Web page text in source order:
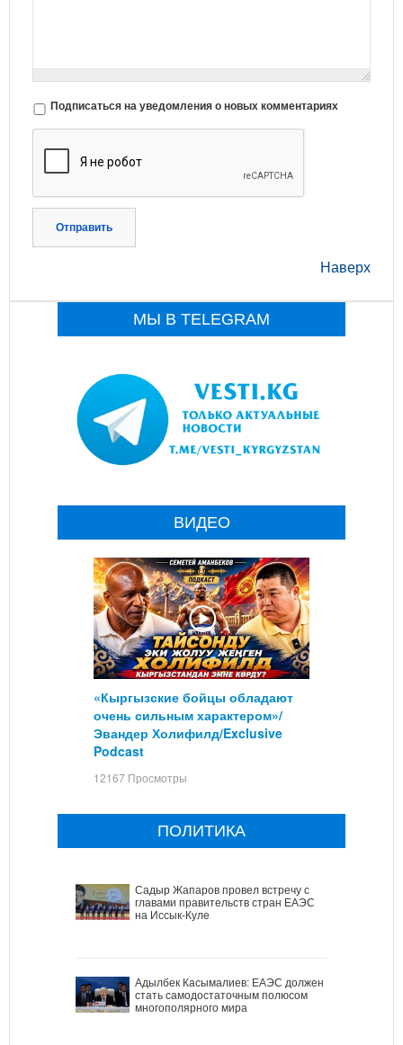
Подписаться на уведомления о новых комментариях
Отправить
Наверх
МЫ В TELEGRAM
ВИДЕО
«Кыргызские бойцы обладают
очень сильным характером»/
Эвандер Холифилд/Exclusive
Podcast
12167 Просмотры
ПОЛИТИКА
Садыр Жапаров провел встречу с
главами правительств стран ЕАЭС
на Иссык-Куле
Адылбек Касымалиев: ЕАЭС должен
стать самодостаточным полюсом
многополярного мира